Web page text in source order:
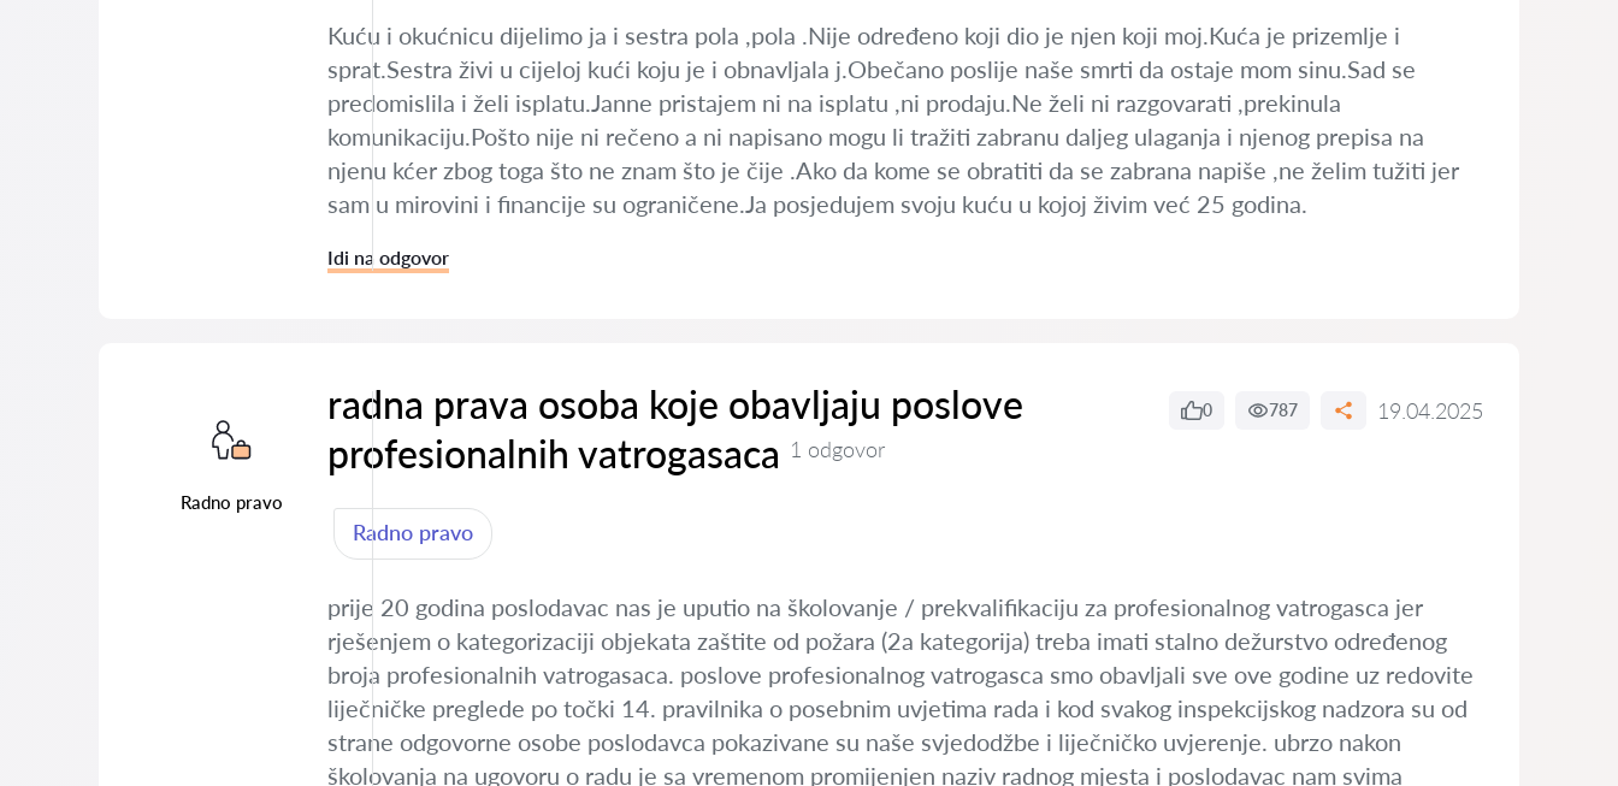
Kuću i okućnicu dijelimo ja i sestra pola ,pola .Nije određeno koji dio je njen koji moj.Kuća je prizemlje i
sprat.Sestra živi u cijeloj kući koju je i obnavljala j.Obečano poslije naše smrti da ostaje mom sinu.Sad se
predomislila i želi isplatu.Janne pristajem ni na isplatu ,ni prodaju.Ne želi ni razgovarati ,prekinula
komunikaciju.Pošto nije ni rečeno a ni napisano mogu li tražiti zabranu daljeg ulaganja i njenog prepisa na
njenu kćer zbog toga što ne znam što je čije .Ako da kome se obratiti da se zabrana napiše ,ne želim tužiti jer
sam u mirovini i financije su ograničene.Ja posjedujem svoju kuću u kojoj živim već 25 godina.
Idi na odgovor
Radno pravo
radna prava osoba koje obavljaju poslove
profesionalnih vatrogasaca 1 odgovor
0 787 19.04.2025
Radno pravo
prije 20 godina poslodavac nas je uputio na školovanje / prekvalifikaciju za profesionalnog vatrogasca jer
rješenjem o kategorizaciji objekata zaštite od požara (2a kategorija) treba imati stalno dežurstvo određenog
broja profesionalnih vatrogasaca. poslove profesionalnog vatrogasca smo obavljali sve ove godine uz redovite
liječničke preglede po točki 14. pravilnika o posebnim uvjetima rada i kod svakog inspekcijskog nadzora su od
strane odgovorne osobe poslodavca pokazivane su naše svjedodžbe i liječničko uvjerenje. ubrzo nakon
školovanja na ugovoru o radu je sa vremenom promijenjen naziv radnog mjesta i poslodavac nam svima